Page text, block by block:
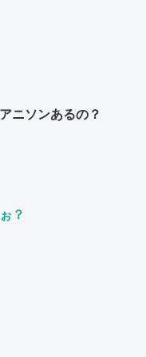
ニソンあるの？
？